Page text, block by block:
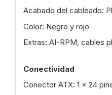
Acabado del cableado:
Color: Negro y rojo
Extras: AI-RPM, cables
Conectividad
Conector ATX: 1 x 24